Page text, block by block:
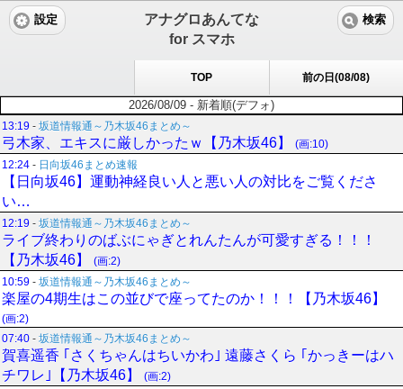
アナグロあんてな
for スマホ
設定 検索
TOP 前の日(08/08)
2026/08/09 - 新着順(デフォ)
13:19 - 坂道情報通～乃木坂46まとめ～
弓木家、エキスに厳しかったｗ【乃木坂46】
(画:10)
12:24 - 日向坂46まとめ速報
【日向坂46】運動神経良い人と悪い人の対比をご覧くださ
い…
12:19 - 坂道情報通～乃木坂46まとめ～
ライブ終わりのばぶにゃぎとれんたんが可愛すぎる！！！
【乃木坂46】
(画:2)
10:59 - 坂道情報通～乃木坂46まとめ～
楽屋の4期生はこの並びで座ってたのか！！！【乃木坂46】
(画:2)
07:40 - 坂道情報通～乃木坂46まとめ～
賀喜遥香 ｢さくちゃんはちいかわ｣ 遠藤さくら ｢かっきーはハ
チワレ｣【乃木坂46】
(画:2)